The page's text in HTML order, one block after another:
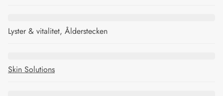
Lyster & vitalitet, Ålderstecken
Skin Solutions